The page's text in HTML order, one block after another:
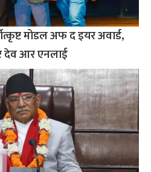
मोडल अफ द इयर अवार्ड,
देव आर एनलाई